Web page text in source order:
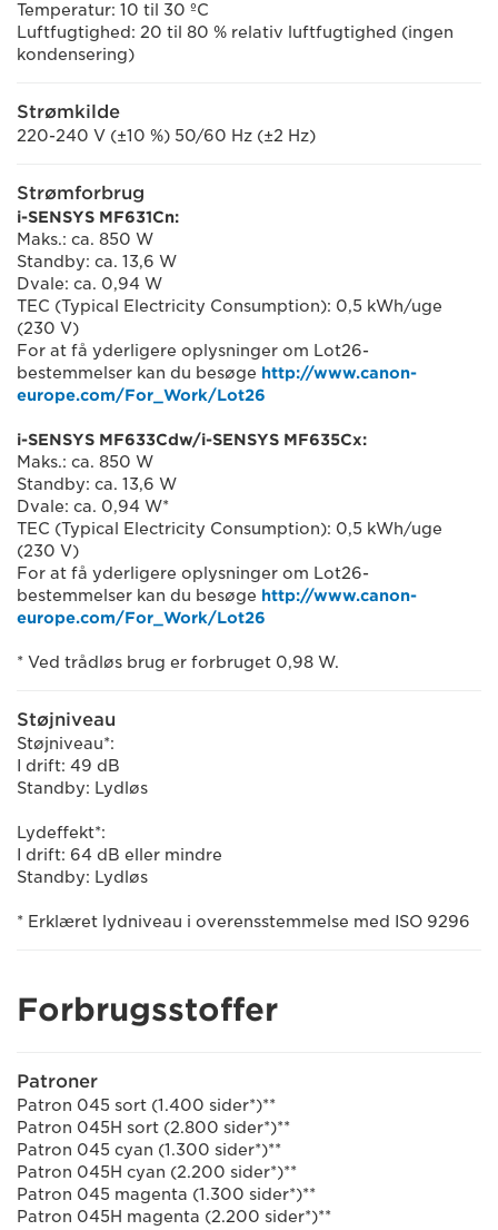
Temperatur: 10 til 30 ºC
Luftfugtighed: 20 til 80 % relativ luftfugtighed (ingen
kondensering)
Strømkilde
220-240 V (±10 %) 50/60 Hz (±2 Hz)
Strømforbrug
i-SENSYS MF631Cn:
Maks.: ca. 850 W
Standby: ca. 13,6 W
Dvale: ca. 0,94 W
TEC (Typical Electricity Consumption): 0,5 kWh/uge
(230 V)
For at få yderligere oplysninger om Lot26-
bestemmelser kan du besøge http://www.canon-
europe.com/For_Work/Lot26
i-SENSYS MF633Cdw/i-SENSYS MF635Cx:
Maks.: ca. 850 W
Standby: ca. 13,6 W
Dvale: ca. 0,94 W*
TEC (Typical Electricity Consumption): 0,5 kWh/uge
(230 V)
For at få yderligere oplysninger om Lot26-
bestemmelser kan du besøge http://www.canon-
europe.com/For_Work/Lot26
* Ved trådløs brug er forbruget 0,98 W.
Støjniveau
Støjniveau*:
I drift: 49 dB
Standby: Lydløs
Lydeffekt*:
I drift: 64 dB eller mindre
Standby: Lydløs
* Erklæret lydniveau i overensstemmelse med ISO 9296
Forbrugsstoffer
Patroner
Patron 045 sort (1.400 sider*)**
Patron 045H sort (2.800 sider*)**
Patron 045 cyan (1.300 sider*)**
Patron 045H cyan (2.200 sider*)**
Patron 045 magenta (1.300 sider*)**
Patron 045H magenta (2.200 sider*)**